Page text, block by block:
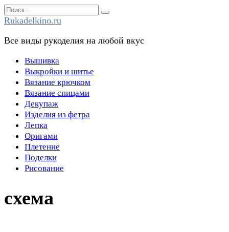
Перейти
к
Search
for:
Rukadelkino.ru
Все виды рукоделия на любой вкус
Вышивка
Выкройки и шитье
Вязание крючком
Вязание спицами
Декупаж
Изделия из фетра
Лепка
Оригами
Плетение
Поделки
Рисование
схема